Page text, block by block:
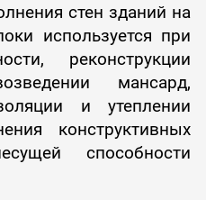
стен зданий на
используется при
реконструкции
мансард,
и утеплении
конструктивных
способности